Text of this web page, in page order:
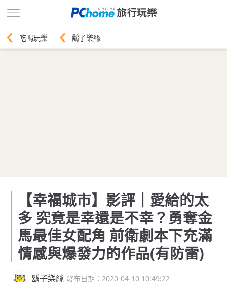
鬍子樂絲
【幸福城市】影評｜愛給的太
多 究竟是幸還是不幸？勇奪金
馬最佳女配角 前衛劇本下充滿
情感與爆發力的作品(有防雷)
鬍子樂絲 發布日期：2020-04-10 10:49:22